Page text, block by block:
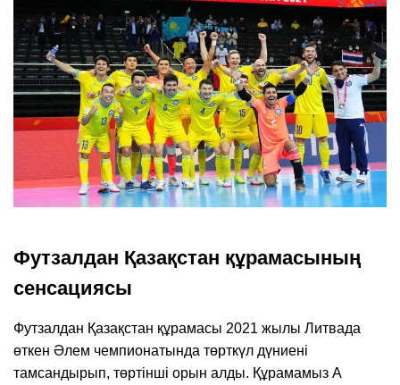
Футзалдан Қазақстан құрамасының
сенсациясы
Футзалдан Қазақстан құрамасы 2021 жылы Литвада
өткен Әлем чемпионатында төрткүл дүниені
тамсандырып, төртінші орын алды. Құрамамыз А